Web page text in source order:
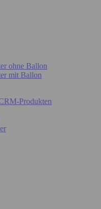
ohne Ballon
mit Ballon
Produkten